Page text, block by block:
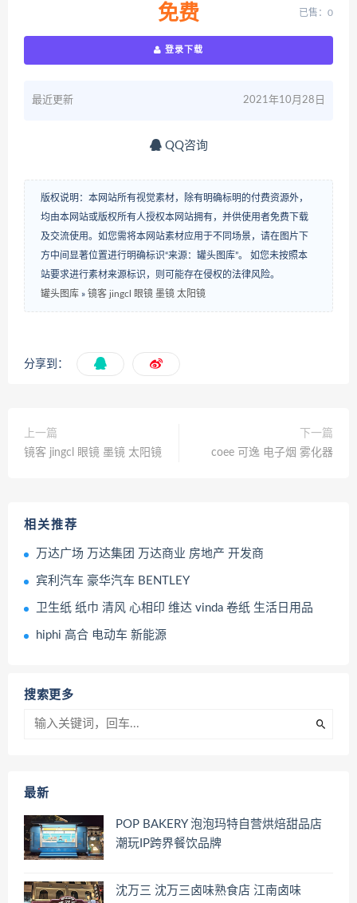
免费 已售：0
登录下载
最近更新 2021年10月28日
QQ咨询
版权说明：本网站所有视觉素材，除有明确标明的付费资源外，
均由本网站或版权所有人授权本网站拥有，并供使用者免费下载
及交流使用。如您需将本网站素材应用于不同场景，请在图片下
方中间显著位置进行明确标识“来源：罐头图库”。 如您未按照本
站要求进行素材来源标识，则可能存在侵权的法律风险。
罐头图库 » 镜客 jingcl 眼镜 墨镜 太阳镜
分享到：
上一篇
镜客 jingcl 眼镜 墨镜 太阳镜
下一篇
coee 可逸 电子烟 雾化器
相关推荐
万达广场 万达集团 万达商业 房地产 开发商
宾利汽车 豪华汽车 BENTLEY
卫生纸 纸巾 清风 心相印 维达 vinda 卷纸 生活日用品
hiphi 高合 电动车 新能源
搜索更多
最新
POP BAKERY 泡泡玛特自营烘焙甜品店
潮玩IP跨界餐饮品牌
沈万三 沈万三卤味熟食店 江南卤味